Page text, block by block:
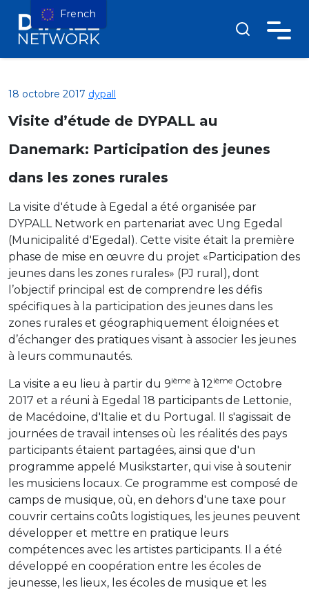
18 octobre 2017 dypall
Visite d’étude de DYPALL au
Danemark: Participation des jeunes
dans les zones rurales
La visite d'étude à Egedal a été organisée par
DYPALL Network en partenariat avec Ung Egedal
(Municipalité d'Egedal). Cette visite était la première
phase de mise en œuvre du projet «Participation des
jeunes dans les zones rurales» (PJ rural), dont
l’objectif principal est de comprendre les défis
spécifiques à la participation des jeunes dans les
zones rurales et géographiquement éloignées et
d’échanger des pratiques visant à associer les jeunes
à leurs communautés.
La visite a eu lieu à partir du 9ième à 12ième Octobre
2017 et a réuni à Egedal 18 participants de Lettonie,
de Macédoine, d'Italie et du Portugal. Il s'agissait de
journées de travail intenses où les réalités des pays
participants étaient partagées, ainsi que d'un
programme appelé Musikstarter, qui vise à soutenir
les musiciens locaux. Ce programme est composé de
camps de musique, où, en dehors d'une taxe pour
couvrir certains coûts logistiques, les jeunes peuvent
développer et mettre en pratique leurs
compétences avec les artistes participants. Il a été
développé en coopération entre les écoles de
jeunesse, les lieux, les écoles de musique et les
French